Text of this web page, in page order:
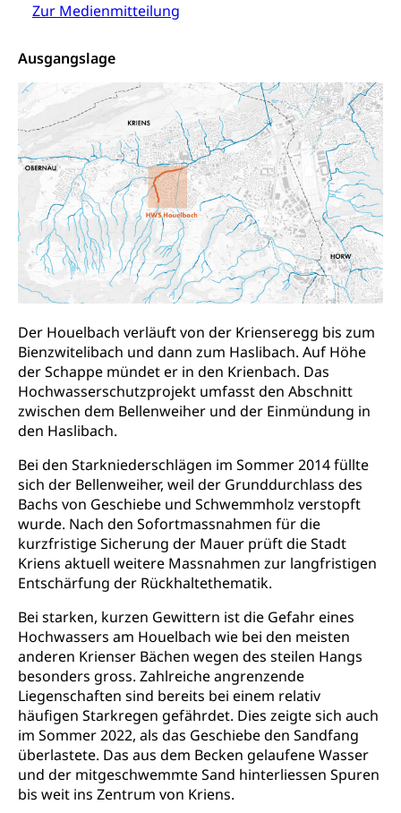
Zur Medienmitteilung
Ausgangslage
Der Houelbach verläuft von der Krienseregg bis zum
Bienzwitelibach und dann zum Haslibach. Auf Höhe
der Schappe mündet er in den Krienbach. Das
Hochwasserschutzprojekt umfasst den Abschnitt
zwischen dem Bellenweiher und der Einmündung in
den Haslibach.
Bei den Starkniederschlägen im Sommer 2014 füllte
sich der Bellenweiher, weil der Grunddurchlass des
Bachs von Geschiebe und Schwemmholz verstopft
wurde. Nach den Sofortmassnahmen für die
kurzfristige Sicherung der Mauer prüft die Stadt
Kriens aktuell weitere Massnahmen zur langfristigen
Entschärfung der Rückhaltethematik.
Bei starken, kurzen Gewittern ist die Gefahr eines
Hochwassers am Houelbach wie bei den meisten
anderen Krienser Bächen wegen des steilen Hangs
besonders gross. Zahlreiche angrenzende
Liegenschaften sind bereits bei einem relativ
häufigen Starkregen gefährdet. Dies zeigte sich auch
im Sommer 2022, als das Geschiebe den Sandfang
überlastete. Das aus dem Becken gelaufene Wasser
und der mitgeschwemmte Sand hinterliessen Spuren
bis weit ins Zentrum von Kriens.
Kinder- und Jugendförderung
IV für Kinder und Jugendliche (WAS Luzern)
Pflege / Pflegeheim
Hauspflege, spitalexterne Pflege, Spitex
Betreuende Angehörige
Pflegeheimliste und freie Pflegeplätze
Betreuung von Angehörigen (WAS Luzern)
Religion
Kirche, Gottesdienst, Seelsorge,
Religionsgemeinschaft
Religionsvielfalt Im Kanton Luzern (unilu)
Religion (gruezi.lu.ch)
Sport
Freizeitaktivitäten, Schulsport, Spitzensport,
Breitensport, Jugend und Sport, Sportanlagen
Olympiateam Kanton Luzern
Offene Sporthallen
Gesundheitsförderung
Jugend+Sport
Freiwilliger Schulsport
Sportförderung
Tiere
Haustiere, Heimtiere, Wildtiere, Veterinärmedizin,
Viehzucht
Tierschutz
Hobbytierhaltung und Bienen
Wildtiere
Halten von Wildtieren
Haltung Heimtiere
Hunde
Todesfall
Bestattung, Beerdigung, Testament, Erbrecht,
Erbschaft, Todesschein, Todesanzeige,
Zivilstandsamt, Erben, Erbenliste
Ärztliche Todesbescheinigung
Sicherheit
Armee
Militär, Militärdienst, Militärdienstpflicht,
Wehrpflicht, Berufssoldat, Militärdienstverweigerer,
Dienstverweigerer, Militärdienstverweigerung,
Wehrpflichtersatz, Wehrpflichtersatzabgabe
Militär
Schweizer Armee
Erwerbsausfallentschädigung (WAS Luzern)
Bevölkerungsschutz
Katastrophenschutz, Katastrophenhilfe, Polizei,
Feuerwehr, Gesundheitswesen, technische Betriebe,
Alarmierung, Sirenentest
Kantonaler Führungsstab
Polizei
Ordnungskräfte, Sicherheit, öffentliche Ordnung